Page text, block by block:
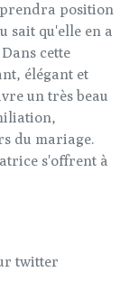
position
sait qu'elle en a
cette
élégant et
un très beau
du mariage.
s'offrent à
twitter